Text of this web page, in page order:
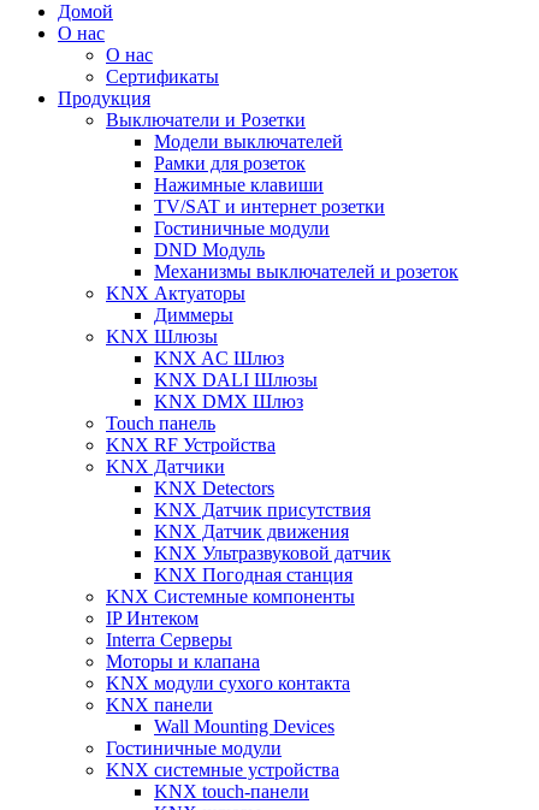
Домой
О нас
О нас
Сертификаты
Продукция
Выключатели и Розетки
Модели выключателей
Рамки для розеток
Нажимные клавиши
TV/SAT и интернет розетки
Гостиничные модули
DND Модуль
Механизмы выключателей и розеток
KNX Актуаторы
Диммеры
KNX Шлюзы
KNX AC Шлюз
KNX DALI Шлюзы
KNX DMX Шлюз
Touch панель
KNX RF Устройства
KNX Датчики
KNX Detectors
KNX Датчик присутствия
KNX Датчик движения
KNX Ультразвуковой датчик
KNX Погодная станция
KNX Системные компоненты
IP Интеком
Interra Серверы
Моторы и клапана
KNX модули сухого контакта
KNX панели
Wall Mounting Devices
Гостиничные модули
KNX системные устройства
KNX touch-панели